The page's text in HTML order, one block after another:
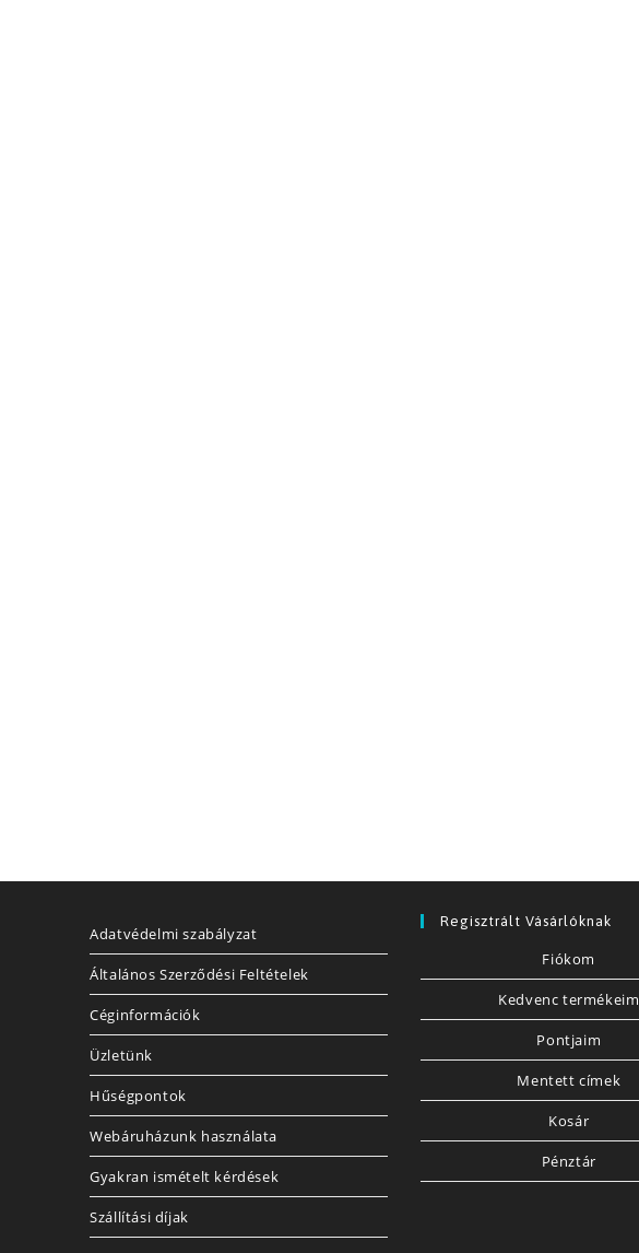
Adatvédelmi szabályzat
Általános Szerződési Feltételek
Céginformációk
Üzletünk
Hűségpontok
Webáruházunk használata
Gyakran ismételt kérdések
Szállítási díjak
Regisztrált Vásárlóknak
Fiókom
Kedvenc termékeim
Pontjaim
Mentett címek
Kosár
Pénztár